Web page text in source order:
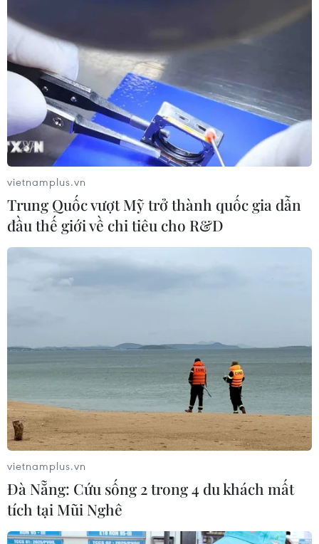
vietnamplus.vn
Trung Quốc vượt Mỹ trở thành quốc gia dẫn
đầu thế giới về chi tiêu cho R&D
vietnamplus.vn
Đà Nẵng: Cứu sống 2 trong 4 du khách mất
tích tại Mũi Nghê